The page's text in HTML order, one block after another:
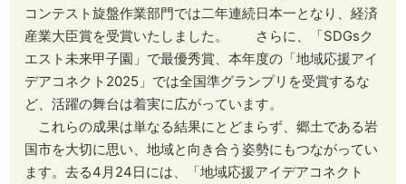
コンテスト旋盤作業部門では二年連続日本一となり、経済
産業大臣賞を受賞いたしました。 さらに、「SDGsク
エスト未来甲子園」で最優秀賞、本年度の「地域応援アイ
デアコネクト2025」では全国準グランプリを受賞するな
ど、活躍の舞台は着実に広がっています。
これらの成果は単なる結果にとどまらず、郷土である岩
国市を大切に思い、地域と向き合う姿勢にもつながってい
ます。去る4月24日には、「地域応援アイデアコネクト